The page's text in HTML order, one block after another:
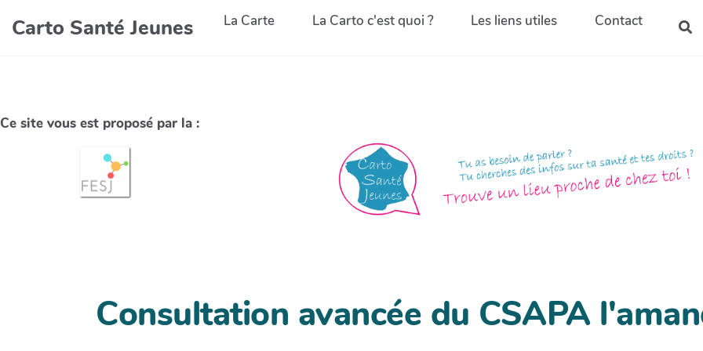
Carto Santé Jeunes La Carte La Carto c'est quoi ? Les liens utiles Contact
Ce site vous est proposé par la :
Consultation avancée du CSAPA